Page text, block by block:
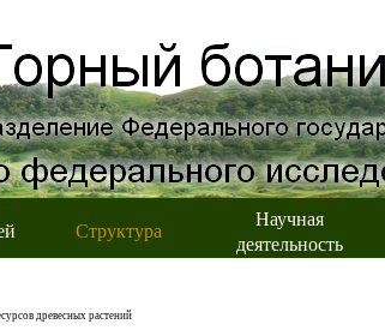
Структура
Научная
деятельность
древесных растений